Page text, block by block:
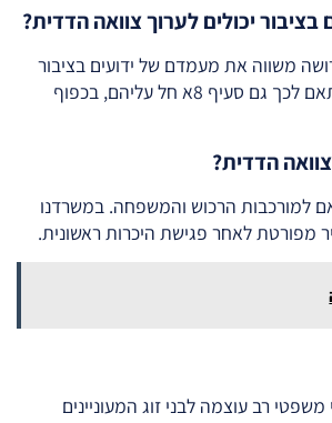
בציבור יכולים לערוך צוואה הדדית?
לחוק הירושה משווה את מעמדם של ידועים בציבור
לבני זוג נשואים, ובהתאם לכך גם סעיף 8א חל עליהם, בכפוף
הדדית?
למורכבות הרכוש והמשפחה. במשרדנו
מפורטת לאחר פגישת היכרות ראשונית.
רב עוצמה לבני זוג המעוניינים